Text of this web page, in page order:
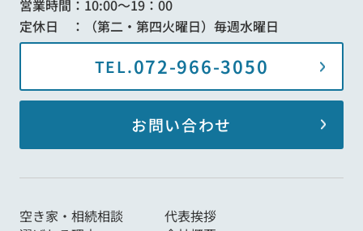
営業時間：10:00～19：00
定休日 ：（第二・第四火曜日）毎週水曜日
TEL.072-966-3050
お問い合わせ
空き家・相続相談
代表挨拶